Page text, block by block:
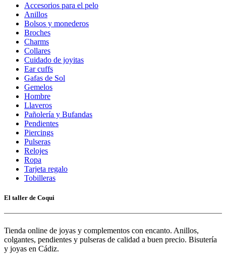
Accesorios para el pelo
Anillos
Bolsos y monederos
Broches
Charms
Collares
Cuidado de joyitas
Ear cuffs
Gafas de Sol
Gemelos
Hombre
Llaveros
Pañolería y Bufandas
Pendientes
Piercings
Pulseras
Relojes
Ropa
Tarjeta regalo
Tobilleras
El taller de Coqui
Tienda online de joyas y complementos con encanto. Anillos,
colgantes, pendientes y pulseras de calidad a buen precio. Bisutería
y joyas en Cádiz.